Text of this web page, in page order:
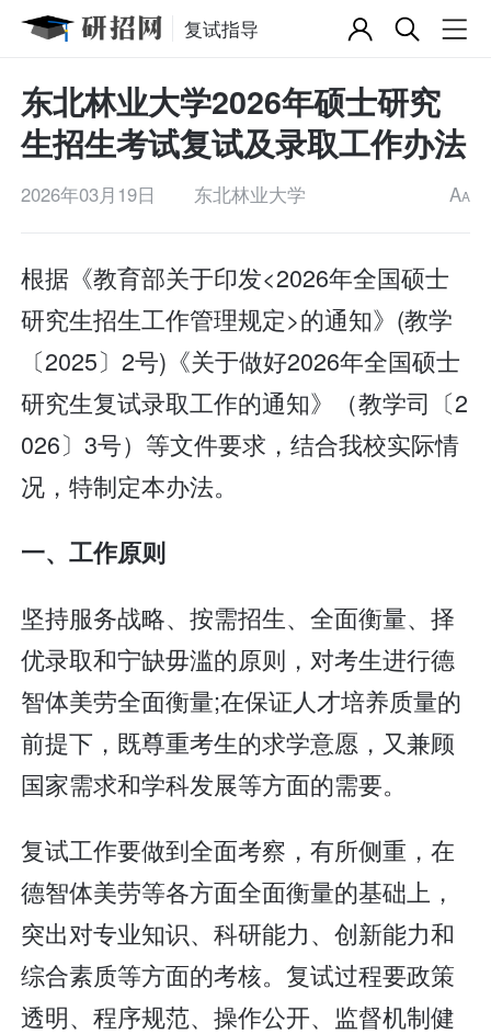
复试指导
东北林业大学2026年硕士研究
生招生考试复试及录取工作办法
2026年03月19日 东北林业大学 AA
根据《教育部关于印发<2026年全国硕士
研究生招生工作管理规定>的通知》(教学
〔2025〕2号)《关于做好2026年全国硕士
研究生复试录取工作的通知》（教学司〔2
026〕3号）等文件要求，结合我校实际情
况，特制定本办法。
一、工作原则
坚持服务战略、按需招生、全面衡量、择
优录取和宁缺毋滥的原则，对考生进行德
智体美劳全面衡量;在保证人才培养质量的
前提下，既尊重考生的求学意愿，又兼顾
国家需求和学科发展等方面的需要。
复试工作要做到全面考察，有所侧重，在
德智体美劳等各方面全面衡量的基础上，
突出对专业知识、科研能力、创新能力和
综合素质等方面的考核。复试过程要政策
透明、程序规范、操作公开、监督机制健